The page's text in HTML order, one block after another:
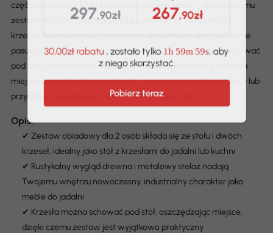
częściowemu stolikowi kuchennemu z krzesłami – eleganckiemu
zestawowi obiadowemu składającemu się ze stołu i dwóch
krzeseł. Rustykalny wygląd drewna i industrialny design idealnie
pasują do każdego nowoczesnego domu. Krzesła można schować
pod stół, oszczędzając miejsce, a wbudowana półka zapewnia
miejsce na niezbędne przedmioty – idealne do posiłków, pracy lub
przytulnych rozmów w małych pomieszczeniach.
Opis:
✔ Zestaw obiadowy dla 2 osób składa się ze stołu i dwóch
krzeseł, idealny jako stół z krzesłami do jadalni lub kuchni
✔ Rustykalny wygląd drewna i metalowy stelaż nadają
Twojemu wnętrzu nowoczesny, industrialny charakter jako
meble do jadalni
✔ Krzesła można schować pod stół, oszczędzając miejsce,
dzięki czemu zestaw jest wyjątkowo praktyczny
297,90zł 267,90zł
30,00zł rabatu, zostało tylko1h 59m 59s, aby
z niego skorzystać.
Pobierz teraz